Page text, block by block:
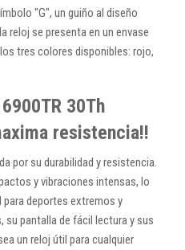
"G", un guiño al diseño
reloj se presenta en un envase
tres colores disponibles: rojo,
30Th
resistencia!!
por su durabilidad y resistencia.
y vibraciones intensas, lo
para deportes extremos y
su pantalla de fácil lectura y sus
un reloj útil para cualquier